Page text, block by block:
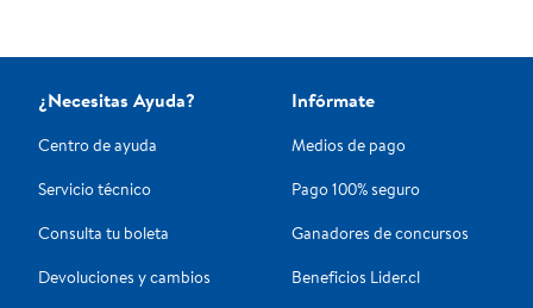
¿Necesitas Ayuda?
Centro de ayuda
Servicio técnico
Consulta tu boleta
Devoluciones y cambios
Infórmate
Medios de pago
Pago 100% seguro
Ganadores de concursos
Beneficios Lider.cl